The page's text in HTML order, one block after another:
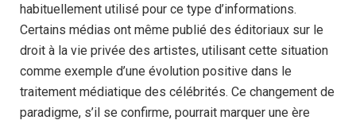
habituellement utilisé pour ce type d’informations.
Certains médias ont même publié des éditoriaux sur le
droit à la vie privée des artistes, utilisant cette situation
comme exemple d’une évolution positive dans le
traitement médiatique des célébrités. Ce changement de
paradigme, s’il se confirme, pourrait marquer une ère